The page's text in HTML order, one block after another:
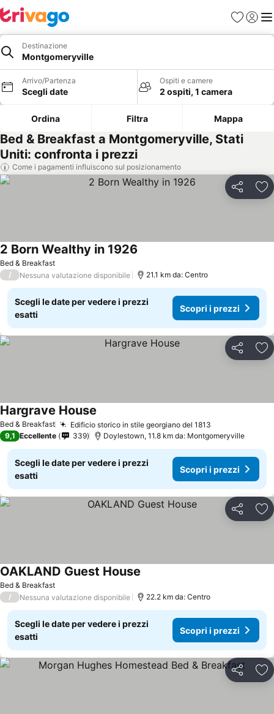
PreferitiAccedi
Destinazione
Montgomeryville
Arrivo/Partenza
Scegli date
Ospiti e camere
2 ospiti, 1 camera
Ordina Filtra Mappa
Bed & Breakfast a Montgomeryville, Stati
Uniti: confronta i prezzi
Come i pagamenti influiscono sul posizionamento
Condividi
Bed & Breakfast
2 Born Wealthy in 1926
/ Nessuna valutazione disponibile 21.1 km da: Centro
Scegli le date per vedere i prezzi
esatti
Scopri i prezzi
Condividi
Bed & Breakfast Edificio storico in stile georgiano del 1813
Hargrave House
9,1 Eccellente 339 Doylestown, 11.8 km da: Montgomeryville
Scegli le date per vedere i prezzi
esatti
Scopri i prezzi
Condividi
Bed & Breakfast
OAKLAND Guest House
/ Nessuna valutazione disponibile 22.2 km da: Centro
Scegli le date per vedere i prezzi
esatti
Scopri i prezzi
Condividi